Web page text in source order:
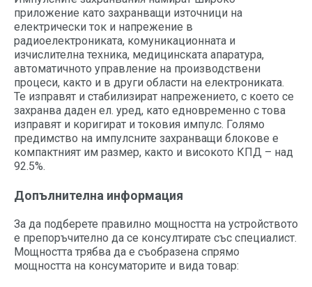
приложение като захранващи източници на
електрически ток и напрежениe в
радиоелектрониката, комуникационната и
изчислителна техника, медицинската апаратура,
автоматичното управление на производствени
процеси, както и в други области на електрониката.
Те изправят и стабилизират напрежението, с което се
захранва даден ел. уред, като едновременно с това
изправят и коригират и токовия импулс. Голямо
предимство на импулсните захранващи блокове е
компактният им размер, както и високото КПД – над
92.5%.
Допълнителна информация
За да подберете правилно мощността на устройството
е препоръчително да се консултирате със специалист.
Мощността трябва да е съобразена спрямо
мощността на консуматорите и вида товар: